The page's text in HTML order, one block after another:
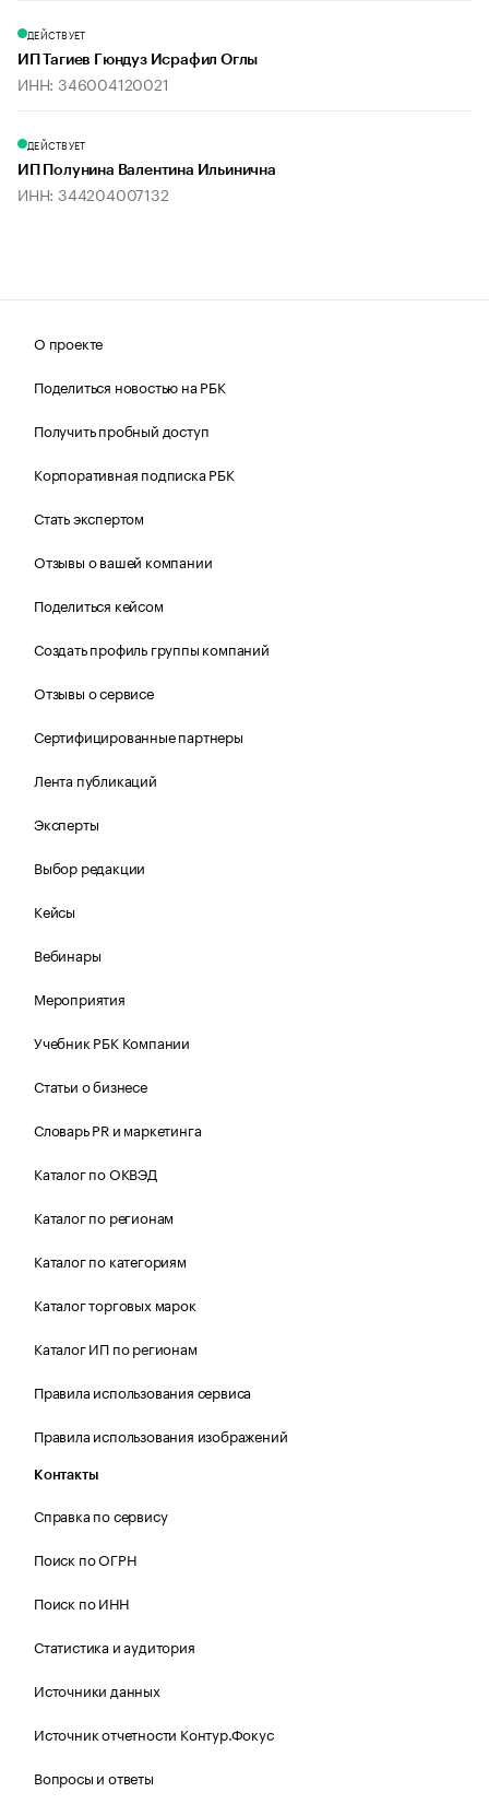
ДЕЙСТВУЕТ
ИП Тагиев Гюндуз Исрафил Оглы
ИНН: 346004120021
ДЕЙСТВУЕТ
ИП Полунина Валентина Ильинична
ИНН: 344204007132
О проекте
Поделиться новостью на РБК
Получить пробный доступ
Корпоративная подписка РБК
Стать экспертом
Отзывы о вашей компании
Поделиться кейсом
Создать профиль группы компаний
Отзывы о сервисе
Сертифицированные партнеры
Лента публикаций
Эксперты
Выбор редакции
Кейсы
Вебинары
Мероприятия
Учебник РБК Компании
Статьи о бизнесе
Словарь PR и маркетинга
Каталог по ОКВЭД
Каталог по регионам
Каталог по категориям
Каталог торговых марок
Каталог ИП по регионам
Правила использования сервиса
Правила использования изображений
Контакты
Справка по сервису
Поиск по ОГРН
Поиск по ИНН
Статистика и аудитория
Источники данных
Источник отчетности Контур.Фокус
Вопросы и ответы